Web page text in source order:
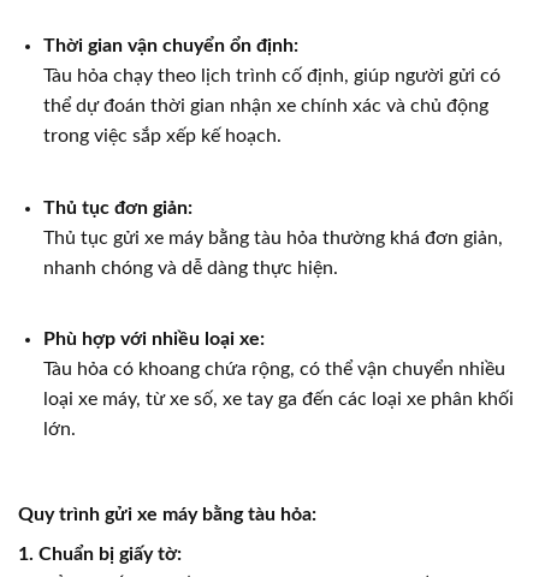
Thời gian vận chuyển ổn định:
Tàu hỏa chạy theo lịch trình cố định, giúp người gửi có
thể dự đoán thời gian nhận xe chính xác và chủ động
trong việc sắp xếp kế hoạch.
Thủ tục đơn giản:
Thủ tục gửi xe máy bằng tàu hỏa thường khá đơn giản,
nhanh chóng và dễ dàng thực hiện.
Phù hợp với nhiều loại xe:
Tàu hỏa có khoang chứa rộng, có thể vận chuyển nhiều
loại xe máy, từ xe số, xe tay ga đến các loại xe phân khối
lớn.
Quy trình gửi xe máy bằng tàu hỏa:
1. Chuẩn bị giấy tờ: